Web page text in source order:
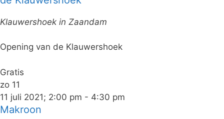
Klauwershoek in Zaandam
Opening van de Klauwershoek
Gratis
zo 11
11 juli 2021; 2:00 pm - 4:30 pm
Makroon